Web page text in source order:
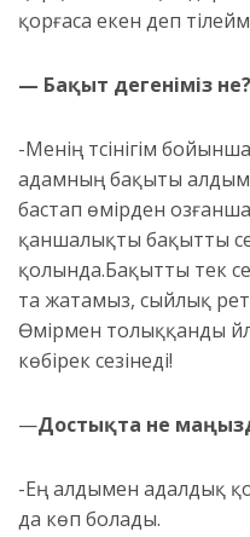
қорғаса екен деп
— Бақыт дегеніміз не?
-Менің түсінігім
адамның бақыты
бастап өмірден
қаншалықты бақытты
қолында.Бақытты тек
та жатамыз, сыйлық
Өмірмен толыққанды
көбірек сезінеді!
—Достықта не
-Ең алдымен адалдық
да көп болады.